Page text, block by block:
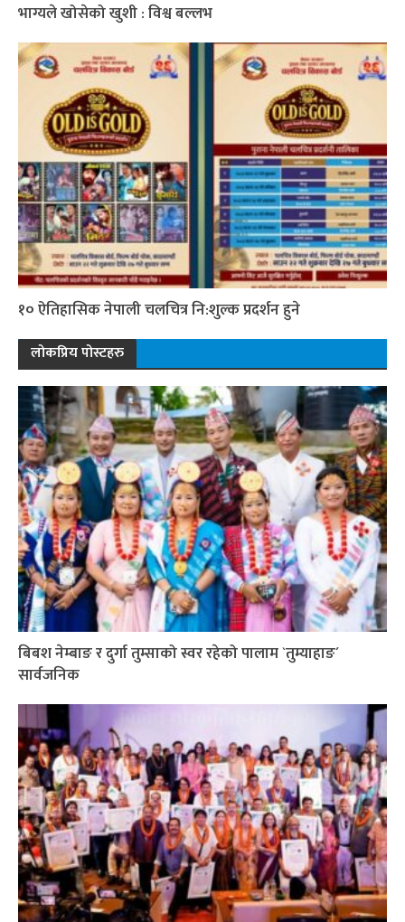
भाग्यले खोसेको खुशी : विश्व बल्लभ
१० ऐतिहासिक नेपाली चलचित्र नि:शुल्क प्रदर्शन हुने
लोकप्रिय पोस्टहरु
बिबश नेम्बाङ र दुर्गा तुम्साको स्वर रहेको पालाम `तुम्याहाङ´
सार्वजनिक